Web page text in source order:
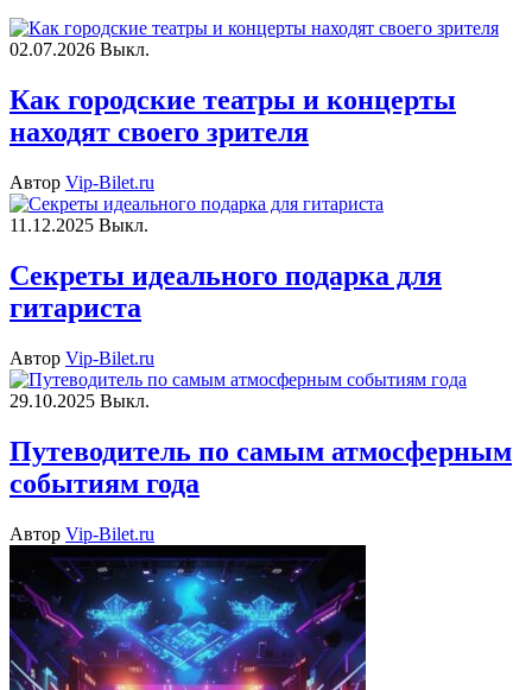
02.07.2026 Выкл.
Как городские театры и концерты
находят своего зрителя
Автор Vip-Bilet.ru
11.12.2025 Выкл.
Секреты идеального подарка для
гитариста
Автор Vip-Bilet.ru
29.10.2025 Выкл.
Путеводитель по самым атмосферным
событиям года
Автор Vip-Bilet.ru